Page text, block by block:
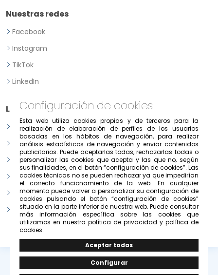
Nuestras redes
Facebook
Instagram
TikTok
LinkedIn
Legal
Aviso legal
Política de Privacidad
Política de consentimiento previo, expreso e informado
Condiciones de uso del portal
Política de cookies
Configurar cookies
© Copyright 2026 -Grupo Solivesa
Configuración de cookies
Esta web utiliza cookies propias y de terceros para la
realización de elaboración de perfiles de los usuarios
basadas en los hábitos de navegación, para realizar
análisis estadísticos de navegación y enviar contenidos
publicitarios. Puede aceptarlas todas, rechazarlas todas o
personalizar las cookies que acepta y las que no, según
sus finalidades, en el botón “configuración de cookies”. Las
cookies técnicas no se pueden rechazar ya que impedirían
el correcto funcionamiento de la web. En cualquier
momento puede volver a personalizar su configuración de
cookies pulsando el botón “configuración de cookies”
situado en la parte inferior de nuestra web. Puede consultar
más información específica sobre las cookies que
utilizamos en nuestra política de privacidad y política de
cookies.